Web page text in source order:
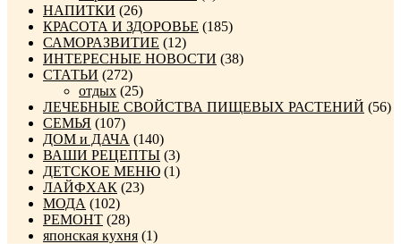
НАПИТКИ (26)
КРАСОТА И ЗДОРОВЬЕ (185)
САМОРАЗВИТИЕ (12)
ИНТЕРЕСНЫЕ НОВОСТИ (38)
СТАТЬИ (272)
отдых (25)
ЛЕЧЕБНЫЕ СВОЙСТВА ПИЩЕВЫХ РАСТЕНИЙ (56)
СЕМЬЯ (107)
ДОМ и ДАЧА (140)
ВАШИ РЕЦЕПТЫ (3)
ДЕТСКОЕ МЕНЮ (1)
ЛАЙФХАК (23)
МОДА (102)
РЕМОНТ (28)
японская кухня (1)